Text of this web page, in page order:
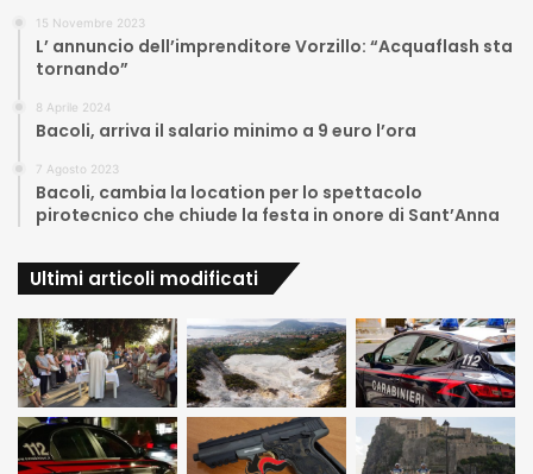
15 Novembre 2023
L’ annuncio dell’imprenditore Vorzillo: “Acquaflash sta
tornando”
8 Aprile 2024
Bacoli, arriva il salario minimo a 9 euro l’ora
7 Agosto 2023
Bacoli, cambia la location per lo spettacolo
pirotecnico che chiude la festa in onore di Sant’Anna
Ultimi articoli modificati